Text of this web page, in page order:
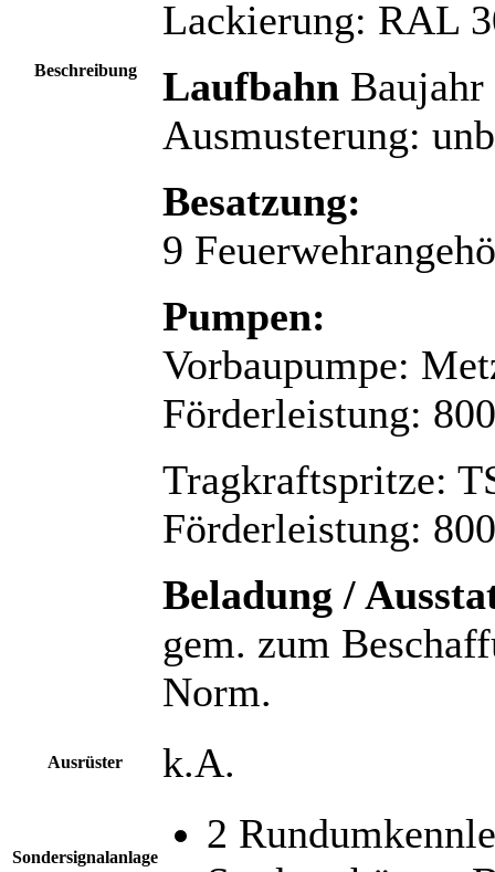
Beschreibung
Lackierung: RAL
Laufbahn
Ausmusterung:
Besatzung:
9
Pumpen:
Vorbaupumpe:
Förderleistung:
Tragkraftspritze:
Förderleistung:
Beladung /
gem. zum
Norm.
Ausrüster k.A.
Sondersignalanlage
2